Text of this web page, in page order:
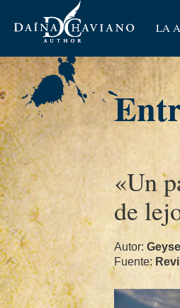
LA
«Un
de
Autor:
Fuente: